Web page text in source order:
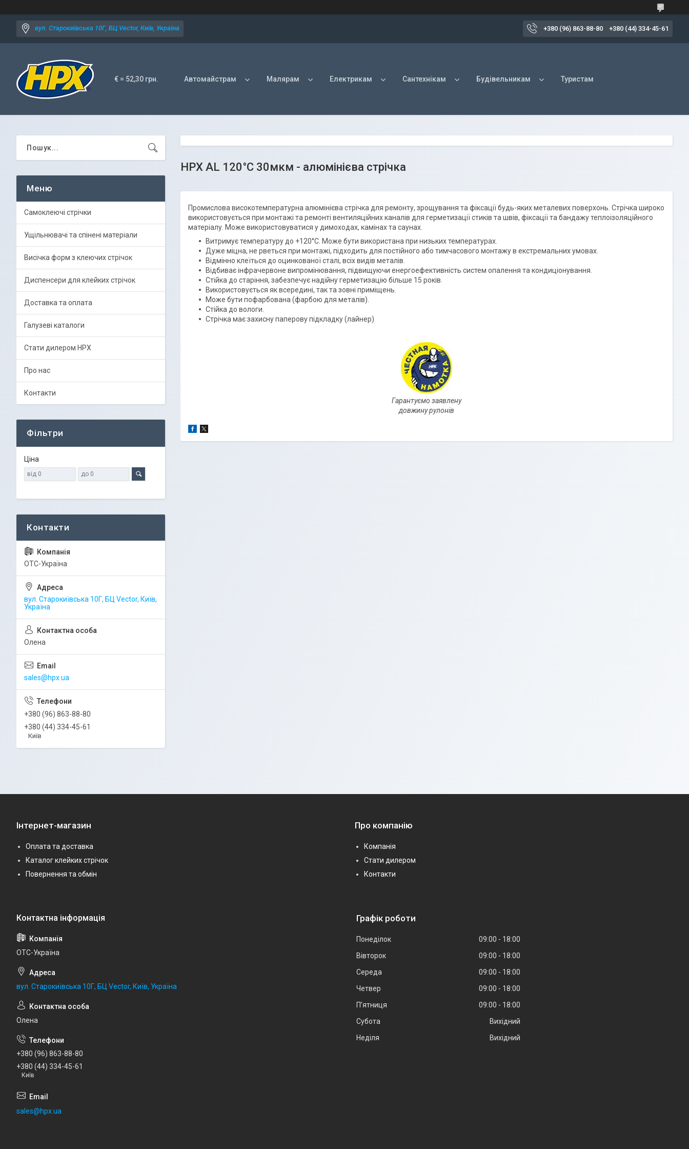
вул. Старокиївська 10Г, БЦ Vector, Київ, Україна +380 (96) 863-88-80 +380 (44) 334-45-61
€ = 52,30 грн. Автомайстрам Малярам Електрикам Сантехнікам Будівельникам Туристам
HPX AL 120°С 30мкм - алюмінієва стрічка
Промислова високотемпературна алюмінієва стрічка для ремонту, зрощування та фіксації будь-яких металевих поверхонь. Стрічка широко
використовується при монтажі та ремонті вентиляційних каналів для герметизації стиків та швів, фіксації та бандажу теплоізоляційного
матеріалу. Може використовуватися у димоходах, камінах та саунах.
Витримує температуру до +120°С. Може бути використана при низьких температурах.
Дуже міцна, не рветься при монтажі, підходить для постійного або тимчасового монтажу в екстремальних умовах.
Відмінно клеїться до оцинкованої сталі, всіх видів металів.
Відбиває інфрачервоне випромінювання, підвищуючи енергоефективність систем опалення та кондиціонування.
Стійка до старіння, забезпечує надійну герметизацію більше 15 років.
Використовується як всередині, так та зовні приміщень.
Може бути пофарбована (фарбою для металів).
Стійка до вологи.
Стрічка має захисну паперову підкладку (лайнер)
Гарантуємо заявлену
довжину рулонів
Самоклеючі стрічки
Ущільнювачі та спінені матеріали
Висічка форм з клеючих стрічок
Диспенсери для клейких стрічок
Доставка та оплата
Галузеві каталоги
Стати дилером HPX
Про нас
Контакти
Фільтри
Ціна
ОТС-Україна
вул. Старокиївська 10Г, БЦ Vector, Київ,
Україна
Олена
sales@hpx.ua
+380 (96) 863-88-80
+380 (44) 334-45-61
Київ
Інтернет-магазин
Оплата та доставка
Каталог клейких стрічок
Повернення та обмін
Про компанію
Компанія
Стати дилером
Контакти
ОТС-Україна
вул. Старокиївська 10Г, БЦ Vector, Київ, Україна
Олена
+380 (96) 863-88-80
+380 (44) 334-45-61
Київ
sales@hpx.ua
Графік роботи
Понеділок 09:00
18:00
Вівторок
09:00
18:00
Середа
09:00
18:00
Четвер
09:00
18:00
Пʼятниця
09:00
18:00
Субота
Вихідний
Неділя
Вихідний